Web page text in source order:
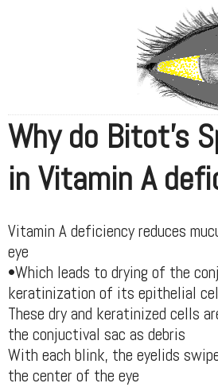
Why do Bitot’s
in Vitamin A
Vitamin A deficiency reduces
eye
•Which leads to drying of the
keratinization of its epithelial
These dry and keratinized cells
the conjuctival sac as debris
With each blink, the eyelids
the center of the eye